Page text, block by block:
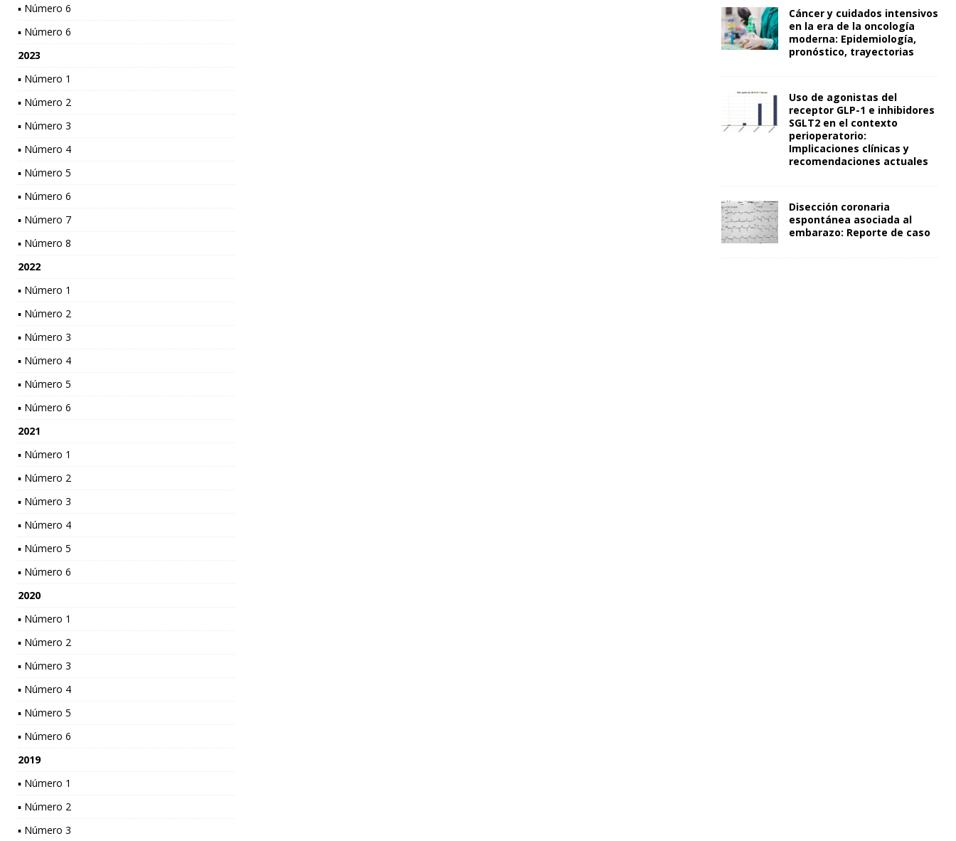
▪ Número 6
▪ Número 6
2023
▪ Número 1
▪ Número 2
▪ Número 3
▪ Número 4
▪ Número 5
▪ Número 6
▪ Número 7
▪ Número 8
2022
▪ Número 1
▪ Número 2
▪ Número 3
▪ Número 4
▪ Número 5
▪ Número 6
2021
▪ Número 1
▪ Número 2
▪ Número 3
▪ Número 4
▪ Número 5
▪ Número 6
2020
▪ Número 1
▪ Número 2
▪ Número 3
▪ Número 4
▪ Número 5
▪ Número 6
2019
▪ Número 1
▪ Número 2
▪ Número 3
Cáncer y cuidados intensivos
en la era de la oncología
moderna: Epidemiología,
pronóstico, trayectorias
Uso de agonistas del
receptor GLP-1 e inhibidores
SGLT2 en el contexto
perioperatorio:
Implicaciones clínicas y
recomendaciones actuales
Disección coronaria
espontánea asociada al
embarazo: Reporte de caso